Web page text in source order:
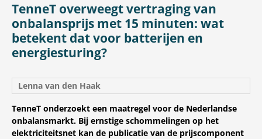
TenneT overweegt vertraging van
onbalansprijs met 15 minuten: wat
betekent dat voor batterijen en
energiesturing?
Lenna van den Haak
TenneT onderzoekt een maatregel voor de Nederlandse
onbalansmarkt. Bij ernstige schommelingen op het
elektriciteitsnet kan de publicatie van de prijscomponent